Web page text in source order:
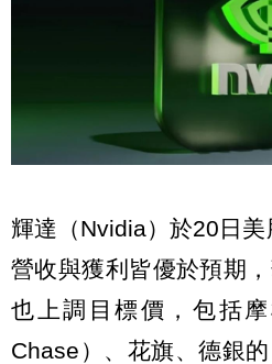
輝達（Nvidia）於20日美
營收與獲利皆優於預期
也上調目標價，包括
Chase）、花旗、德銀